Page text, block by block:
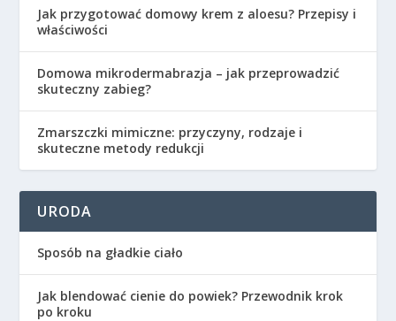
Jak przygotować domowy krem z aloesu? Przepisy i
właściwości
Domowa mikrodermabrazja – jak przeprowadzić
skuteczny zabieg?
Zmarszczki mimiczne: przyczyny, rodzaje i
skuteczne metody redukcji
URODA
Sposób na gładkie ciało
Jak blendować cienie do powiek? Przewodnik krok
po kroku